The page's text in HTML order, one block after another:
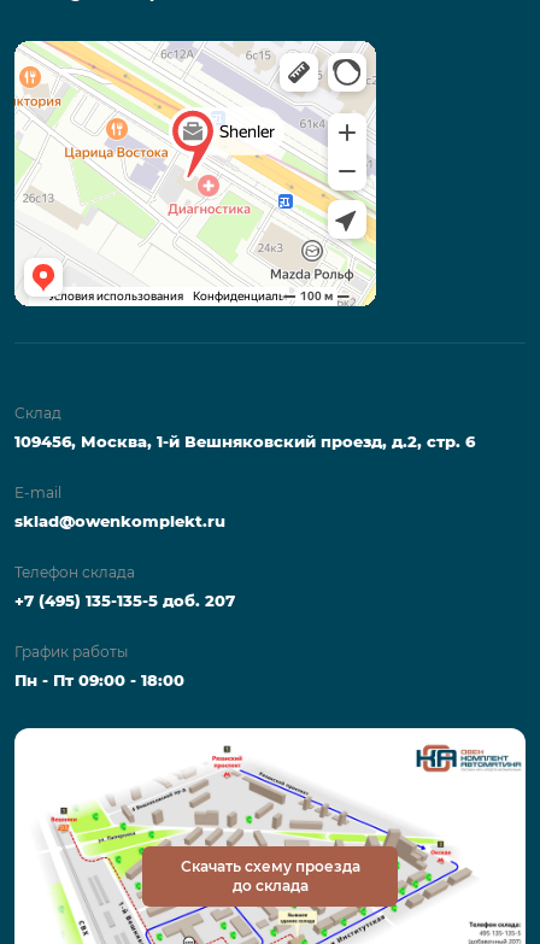
Склад
109456, Москва, 1-й Вешняковский проезд, д.2, стр. 6
E-mail
sklad@owenkomplekt.ru
Телефон склада
+7 (495) 135-135-5 доб. 207
График работы
Пн - Пт 09:00 - 18:00
Скачать схему проезда
до склада